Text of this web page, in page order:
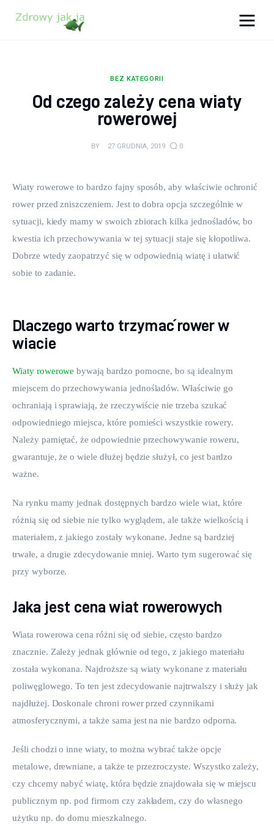
Zdrowy jak ja
Lifestyle
Kontakt
BEZ KATEGORII
Od czego zależy cena wiaty
rowerowej
BY 27 GRUDNIA, 2019 0
Wiaty rowerowe to bardzo fajny sposób, aby właściwie ochronić
rower przed zniszczeniem. Jest to dobra opcja szczególnie w
sytuacji, kiedy mamy w swoich zbiorach kilka jednośladów, bo
kwestia ich przechowywania w tej sytuacji staje się kłopotliwa.
Dobrze wtedy zaopatrzyć się w odpowiednią wiatę i ułatwić
sobie to zadanie.
Dlaczego warto trzymać rower w
wiacie
Wiaty rowerowe bywają bardzo pomocne, bo są idealnym
miejscem do przechowywania jednośladów. Właściwie go
ochraniają i sprawiają, że rzeczywiście nie trzeba szukać
odpowiedniego miejsca, które pomieści wszystkie rowery.
Należy pamiętać, że odpowiednie przechowywanie roweru,
gwarantuje, że o wiele dłużej będzie służył, co jest bardzo
ważne.
Na rynku mamy jednak dostępnych bardzo wiele wiat, które
różnią się od siebie nie tylko wyglądem, ale także wielkością i
materiałem, z jakiego zostały wykonane. Jedne są bardziej
trwałe, a drugie zdecydowanie mniej. Warto tym sugerować się
przy wyborze.
Jaka jest cena wiat rowerowych
Wiata rowerowa cena różni się od siebie, często bardzo
znacznie. Zależy jednak głównie od tego, z jakiego materiału
została wykonana. Najdroższe są wiaty wykonane z materiału
poliwęglowego. To ten jest zdecydowanie najtrwalszy i służy jak
najdłużej. Doskonale chroni rower przed czynnikami
atmosferycznymi, a także sama jest na nie bardzo odporna.
Jeśli chodzi o inne wiaty, to można wybrać także opcje
metalowe, drewniane, a także te przezroczyste. Wszystko zależy,
czy chcemy nabyć wiatę, która będzie znajdowała się w miejscu
publicznym np. pod firmom czy zakładem, czy do własnego
użytku np. do domu mieszkalnego.